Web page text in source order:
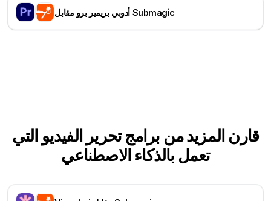
أدوبي بريمير برو مقابل Submagic
قارن المزيد من برامج تحرير الفيديو التي
تعمل بالذكاء الاصطناعي